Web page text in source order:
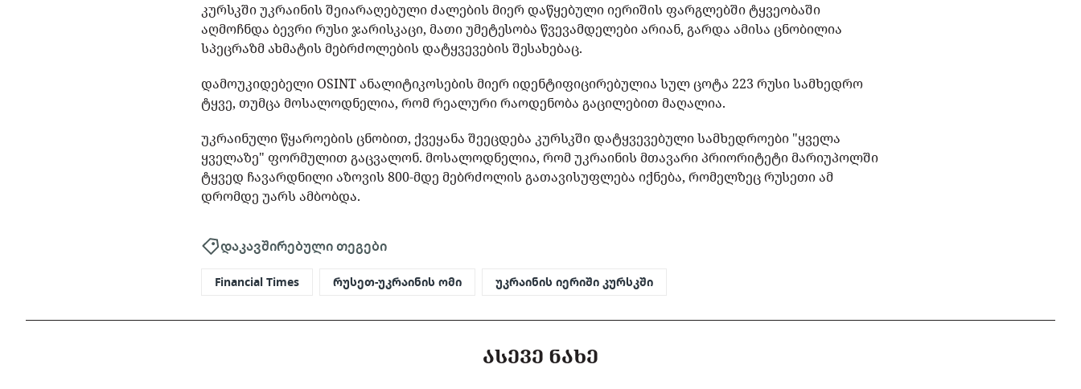
კურსკში უკრაინის შეიარაღებული ძალების მიერ დაწყებული იერიშის ფარგლებში ტყვეობაში
აღმოჩნდა ბევრი რუსი ჯარისკაცი, მათი უმეტესობა წვევამდელები არიან, გარდა ამისა ცნობილია
სპეცრაზმ ახმატის მებრძოლების დატყვევების შესახებაც.
დამოუკიდებელი OSINT ანალიტიკოსების მიერ იდენტიფიცირებულია სულ ცოტა 223 რუსი სამხედრო
ტყვე, თუმცა მოსალოდნელია, რომ რეალური რაოდენობა გაცილებით მაღალია.
უკრაინული წყაროების ცნობით, ქვეყანა შეეცდება კურსკში დატყვევებული სამხედროები "ყველა
ყველაზე" ფორმულით გაცვალონ. მოსალოდნელია, რომ უკრაინის მთავარი პრიორიტეტი მარიუპოლში
ტყვედ ჩავარდნილი აზოვის 800-მდე მებრძოლის გათავისუფლება იქნება, რომელზეც რუსეთი ამ
დრომდე უარს ამბობდა.
დაკავშირებული თეგები
Financial Times რუსეთ-უკრაინის ომი უკრაინის იერიში კურსკში
ᲐᲡᲔᲕᲔ ᲜᲐᲮᲔ